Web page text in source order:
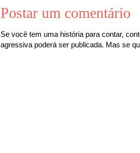
Postar um comentário
Se você tem uma história para contar,
agressiva poderá ser publicada. Mas se